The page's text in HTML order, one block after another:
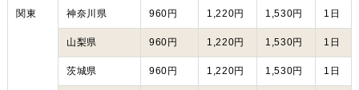
関東 神奈川県 960円 1,220円 1,530円 1日
山梨県 960円 1,220円 1,530円 1日
茨城県 960円 1,220円 1,530円 1日